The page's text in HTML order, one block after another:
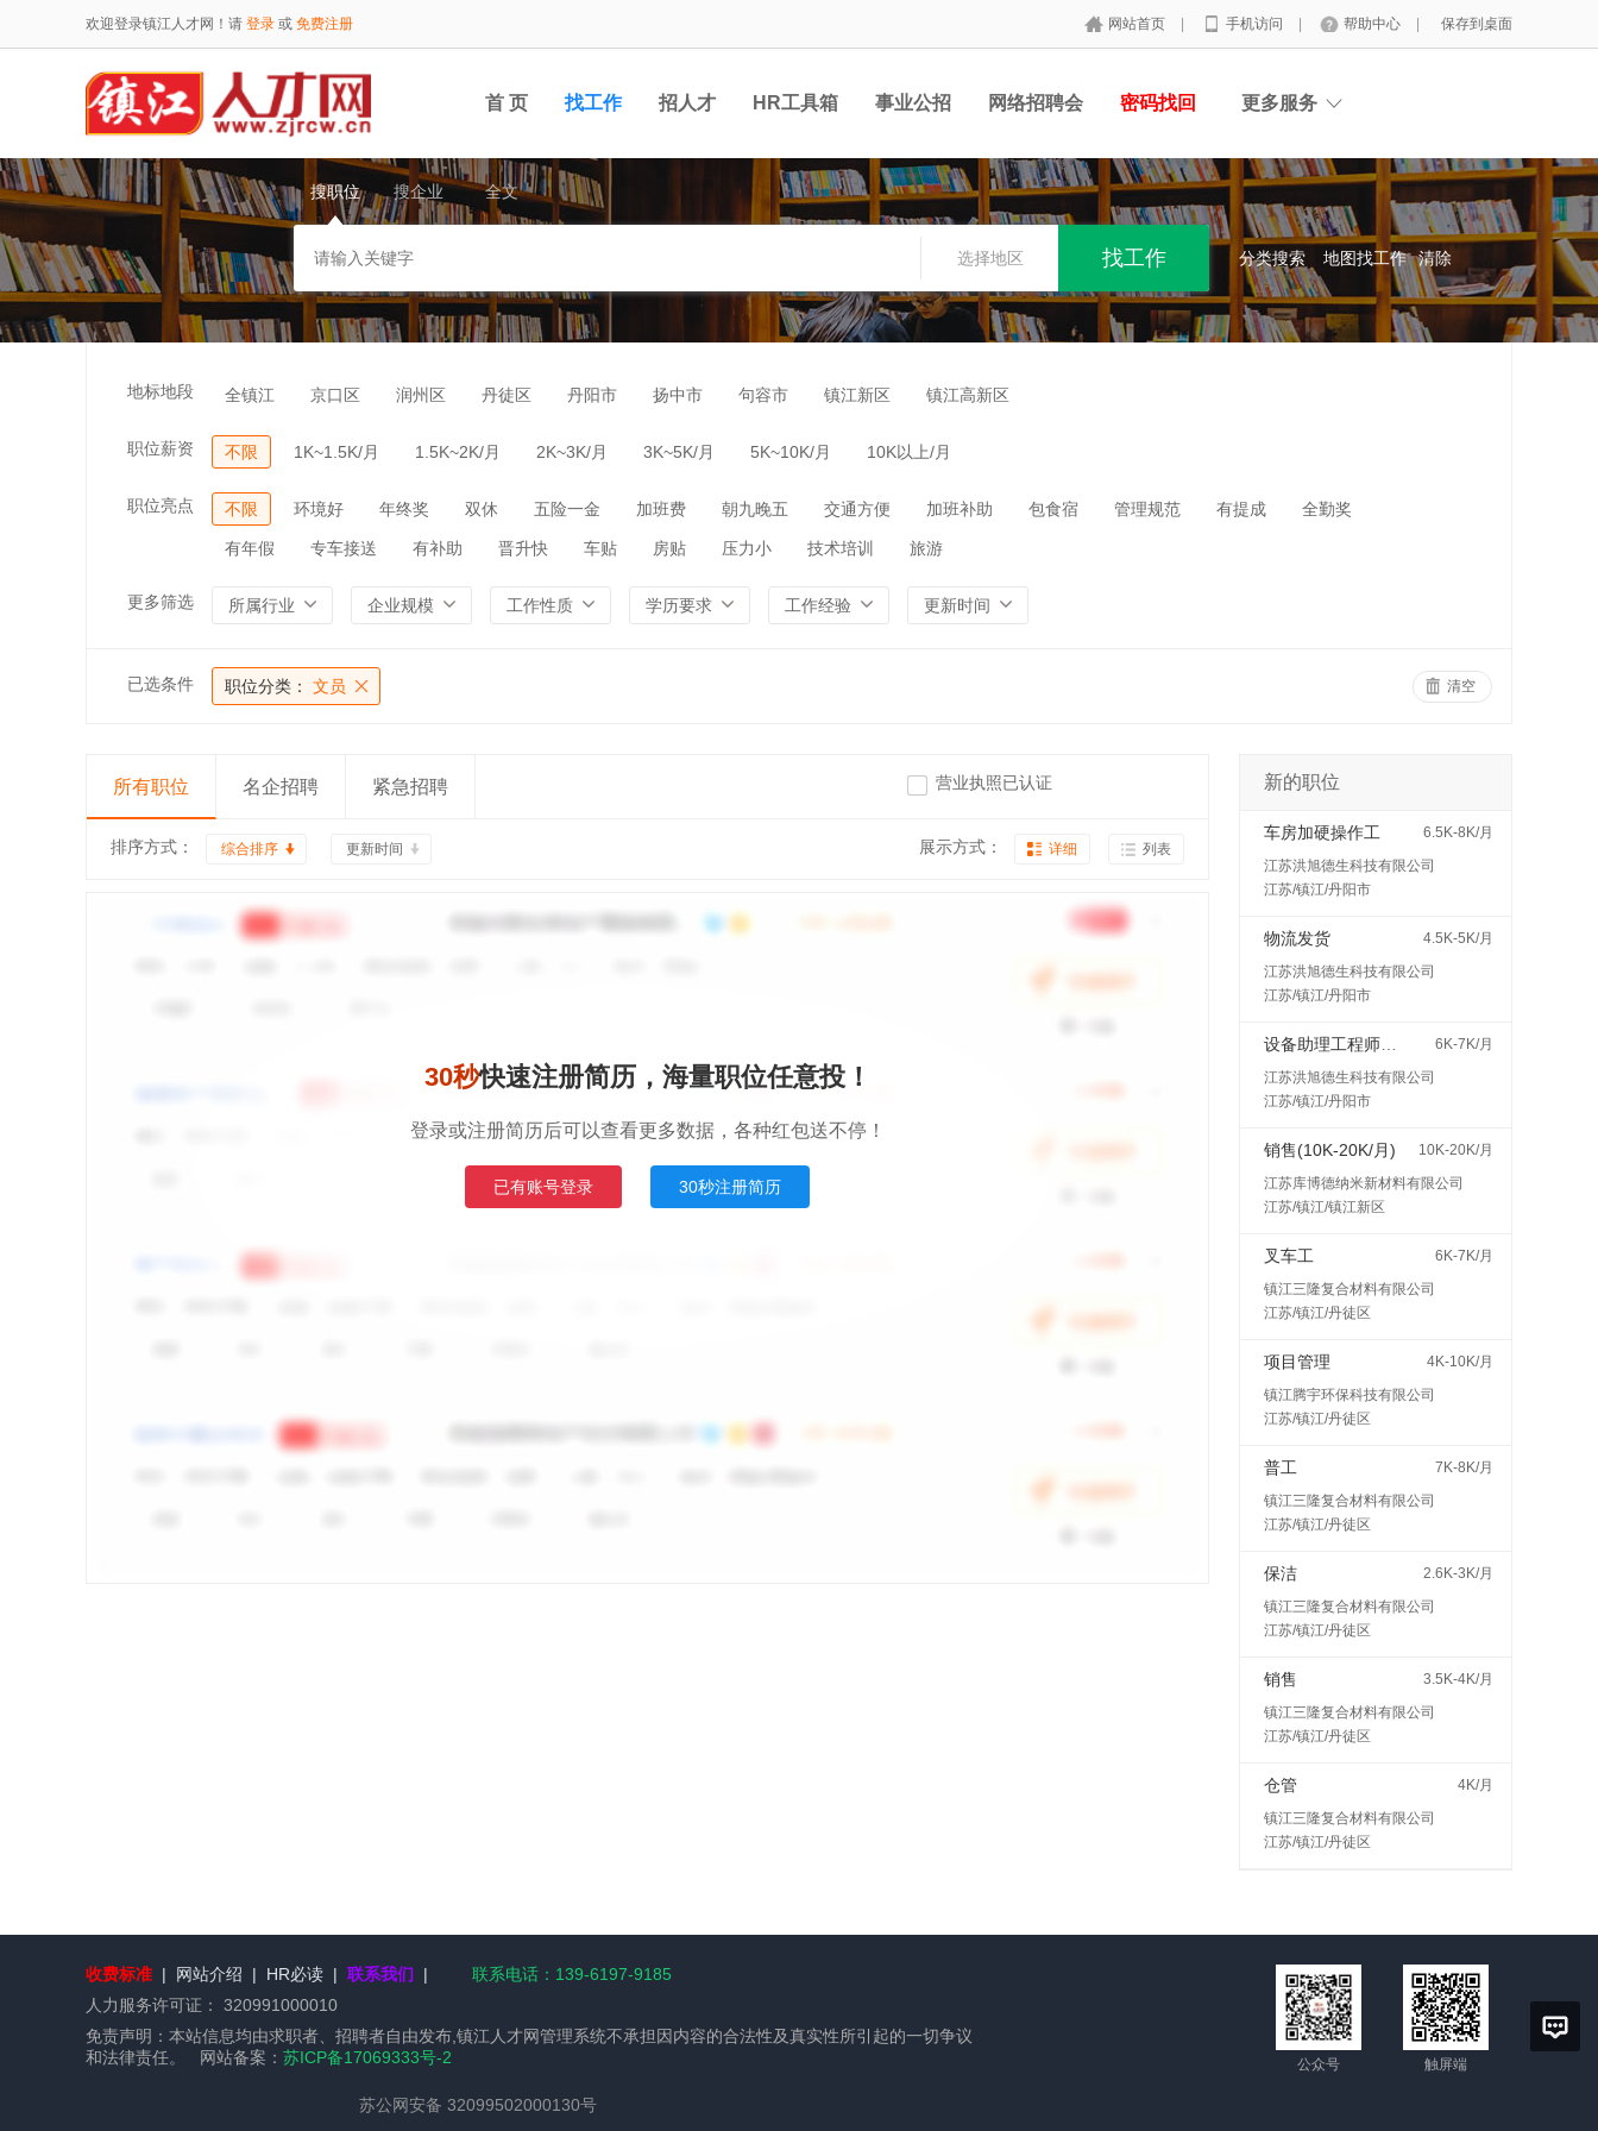
欢迎登录镇江人才网！请 登录 或 免费注册 网站首页 手机访问 帮助中心 保存到桌面
首 页 找工作 招人才 HR工具箱 事业公招 网络招聘会 密码找回 更多服务
搜职位 搜企业 全文
选择地区 分类搜索 地图找工作 清除
地标地段 全镇江 京口区 润州区 丹徒区 丹阳市 扬中市 句容市 镇江新区 镇江高新区
职位薪资 不限 1K~1.5K/月 1.5K~2K/月 2K~3K/月 3K~5K/月 5K~10K/月 10K以上/月
职位亮点 不限 环境好 年终奖 双休 五险一金 加班费 朝九晚五 交通方便 加班补助 包食宿 管理规范 有提成 全勤奖
有年假 专车接送 有补助 晋升快 车贴 房贴 压力小 技术培训 旅游
更多筛选 所属行业 企业规模 工作性质 学历要求 工作经验 更新时间
已选条件 职位分类： 文员 清空
所有职位 名企招聘 紧急招聘 营业执照已认证
排序方式： 综合排序 更新时间 展示方式： 详细 列表
30秒快速注册简历，海量职位任意投！
登录或注册简历后可以查看更多数据，各种红包送不停！
已有账号登录 30秒注册简历
新的职位
车房加硬操作工
6.5K-8K/月
江苏洪旭德生科技有限公司
江苏/镇江/丹阳市
物流发货
4.5K-5K/月
江苏洪旭德生科技有限公司
江苏/镇江/丹阳市
6K-7K/月
江苏洪旭德生科技有限公司
江苏/镇江/丹阳市
销售(10K-20K/月)
10K-20K/月
江苏库博德纳米新材料有限公司
江苏/镇江/镇江新区
叉车工
6K-7K/月
镇江三隆复合材料有限公司
江苏/镇江/丹徒区
项目管理
4K-10K/月
镇江腾宇环保科技有限公司
江苏/镇江/丹徒区
普工
7K-8K/月
镇江三隆复合材料有限公司
江苏/镇江/丹徒区
保洁
2.6K-3K/月
镇江三隆复合材料有限公司
江苏/镇江/丹徒区
销售
3.5K-4K/月
镇江三隆复合材料有限公司
江苏/镇江/丹徒区
仓管
4K/月
镇江三隆复合材料有限公司
江苏/镇江/丹徒区
收费标准 | 网站介绍 | HR必读 | 联系我们 |
联系电话：139-6197-9185
人力服务许可证：
320991000010
免责声明：本站信息均由求职者、招聘者自由发布,镇江人才网管理系统不承担因内容的合法性及真实性所引起的一切争议
和法律责任。 网站备案： 苏ICP备17069333号-2
苏公网安备 32099502000130号
公众号 触屏端